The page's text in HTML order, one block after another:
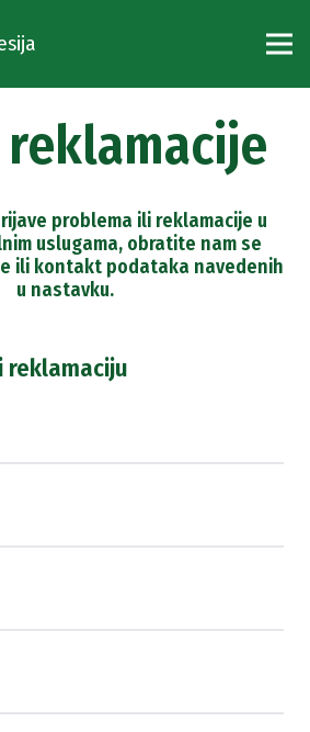
problema ili reklamacije u
uslugama, obratite nam se
ili kontakt podataka navedenih
u nastavku.
reklamaciju